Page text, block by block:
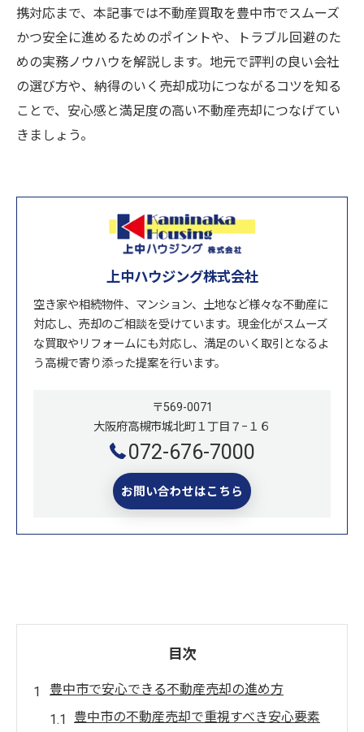
携対応まで、本記事では不動産買取を豊中市でスムーズ
かつ安全に進めるためのポイントや、トラブル回避のた
めの実務ノウハウを解説します。地元で評判の良い会社
の選び方や、納得のいく売却成功につながるコツを知る
ことで、安心感と満足度の高い不動産売却につなげてい
きましょう。
上中ハウジング株式会社
空き家や相続物件、マンション、土地など様々な不動産に
対応し、売却のご相談を受けています。現金化がスムーズ
な買取やリフォームにも対応し、満足のいく取引となるよ
う高槻で寄り添った提案を行います。
〒569-0071
大阪府高槻市城北町１丁目７−１６
072-676-7000
お問い合わせはこちら
目次
豊中市で安心できる不動産売却の進め方
豊中市の不動産売却で重視すべき安心要素